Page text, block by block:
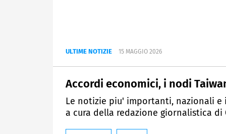
ULTIME NOTIZIE 15 MAGGIO 2026
Accordi economici, i nodi
Le notizie piu' importanti, nazionali
a cura della redazione giornalistica di